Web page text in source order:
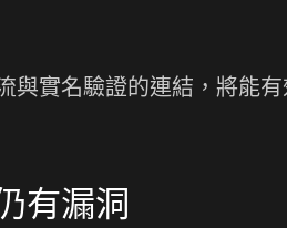
與實名驗證的連結，將能
有漏洞